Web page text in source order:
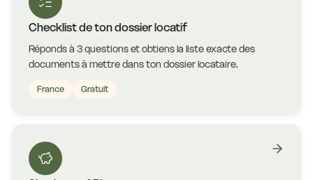
Checklist de ton dossier locatif
Réponds à 3 questions et obtiens la liste exacte des
documents à mettre dans ton dossier locataire.
France Gratuit